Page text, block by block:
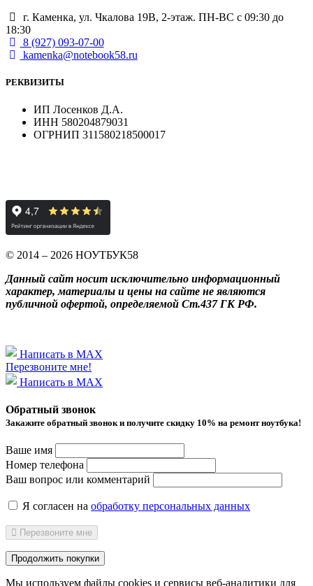
г. Каменка, ул. Чкалова 19В, 2-этаж. ПН-ВС с 09:30 до
18:30
8 (927) 093-07-00
kamenka@notebook58.ru
РЕКВИЗИТЫ
ИП Лосенков Д.А.
ИНН 580204879031
ОГРНИП 311580218500017
© 2014 – 2026 НОУТБУК58
Данный сайт носит исключительно информационный
характер, материалы и цены на сайте не являются
публичной офертой, определяемой Ст.437 ГК РФ.
Написать в MAX
Перезвоните мне!
Написать в MAX
Обратный звонок
Закажите обратный звонок и получитe скидку 10% на ремонт ноутбука!
Ваше имя
Номер телефона
Ваш вопрос или комментарий
Я согласен на обработку персональных данных
Перезвоните мне
Продолжить покупки
Мы используем файлы cookies и сервисы веб-аналитики для